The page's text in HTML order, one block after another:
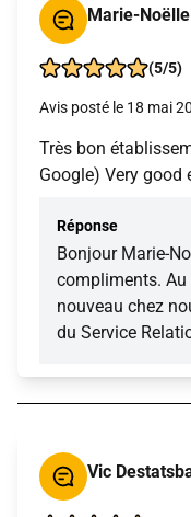
Marie-
(5/5)
Avis posté le 18 mai
Très bon
Google) Very
Réponse
Bonjour Marie-
compliments.
nouveau chez
du Service
Vic